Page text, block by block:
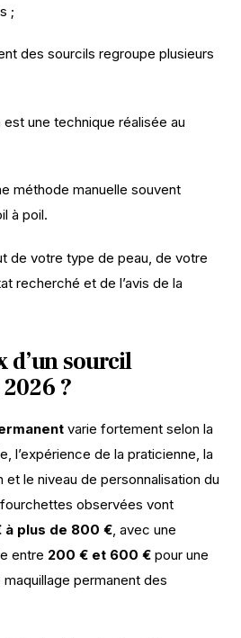
;
des sourcils regroupe plusieurs
une technique réalisée au
méthode manuelle souvent
à poil.
de votre type de peau, de votre
recherché et de l’avis de la
d’un sourcil
?
varie fortement selon la
l’expérience de la praticienne, la
le niveau de personnalisation du
observées vont
à plus de 800 €, avec une
entre 200 € et 600 € pour une
permanent des